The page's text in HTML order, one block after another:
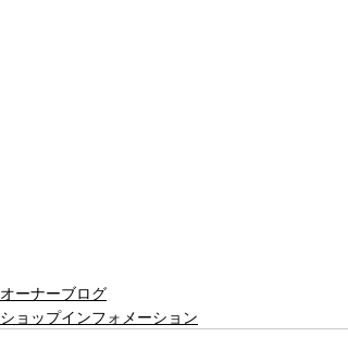
オーナーブログ
ショップインフォメーション